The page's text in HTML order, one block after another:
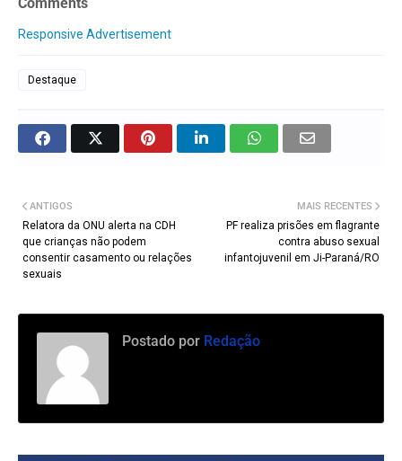
Responsive Advertisement
Destaque
MAIS RECENTES
PF realiza prisões em flagrante
contra abuso sexual
infantojuvenil em Ji-Paraná/RO
ANTIGOS
Relatora da ONU alerta na CDH
que crianças não podem
consentir casamento ou relações
sexuais
Postado por Redação